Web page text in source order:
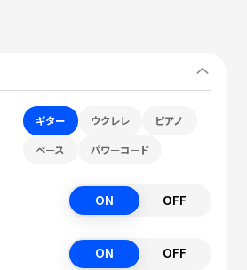
ギター ウクレレ ピアノ
ベース パワーコード
ON OFF
ON OFF